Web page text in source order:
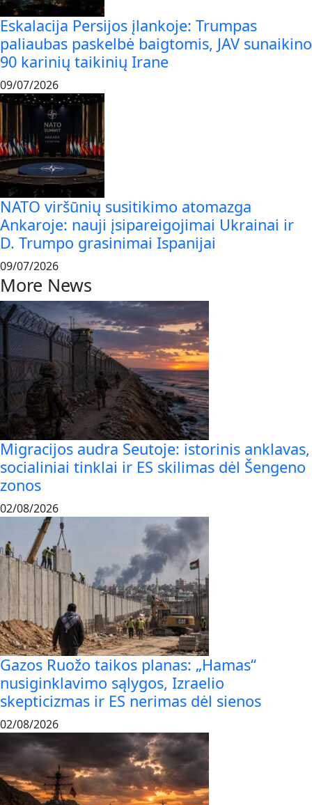
Eskalacija Persijos įlankoje: Trumpas
paliaubas paskelbė baigtomis, JAV sunaikino
90 karinių taikinių Irane
09/07/2026
NATO viršūnių susitikimo atomazga
Ankaroje: nauji įsipareigojimai Ukrainai ir
D. Trumpo grasinimai Ispanijai
09/07/2026
More News
Migracijos audra Seutoje: istorinis anklavas,
socialiniai tinklai ir ES skilimas dėl Šengeno
zonos
02/08/2026
Gazos Ruožo taikos planas: „Hamas“
nusiginklavimo sąlygos, Izraelio
skepticizmas ir ES nerimas dėl sienos
02/08/2026